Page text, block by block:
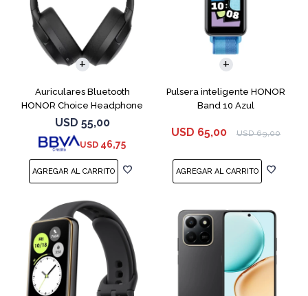
Auriculares Bluetooth
HONOR Choice Headphone
Black
USD 55,00
USD 46,75
Pulsera inteligente HONOR
Band 10 Azul
USD 65,00 USD 69,00